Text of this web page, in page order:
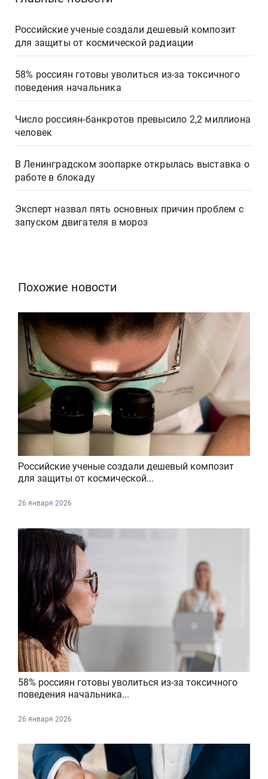
Российские ученые создали дешевый композит
для защиты от космической радиации
58% россиян готовы уволиться из-за токсичного
поведения начальника
Число россиян-банкротов превысило 2,2 миллиона
человек
В Ленинградском зоопарке открылась выставка о
работе в блокаду
Эксперт назвал пять основных причин проблем с
запуском двигателя в мороз
Похожие новости
Российские ученые создали дешевый композит
для защиты от космической...
26 января 2026
58% россиян готовы уволиться из-за токсичного
поведения начальника...
26 января 2026